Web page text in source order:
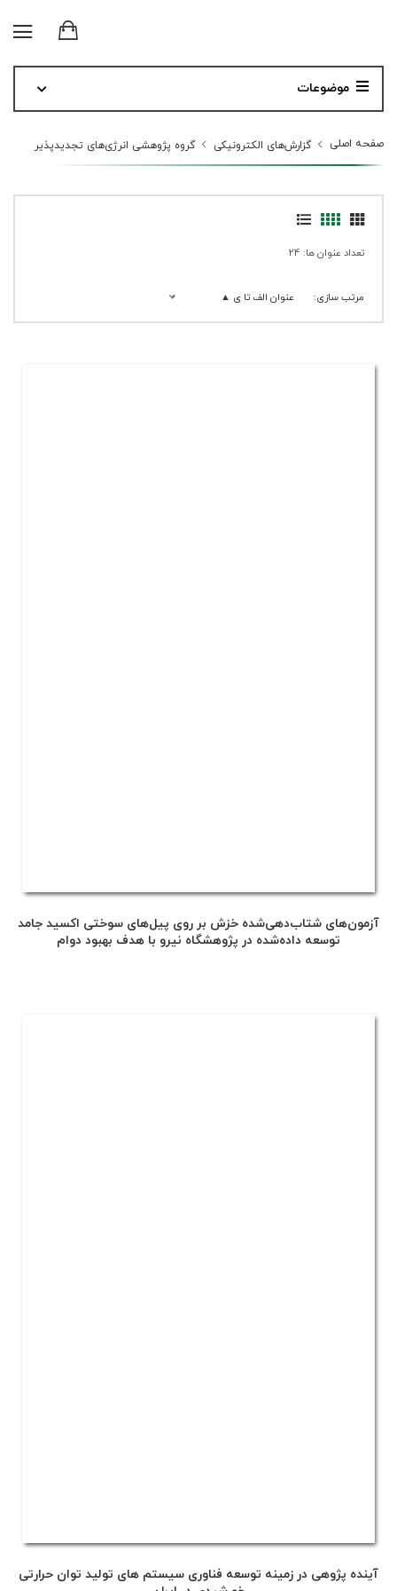
موضوعات
صفحه اصلی گزارش‌های الکترونیکی گروه پژوهشی انرژی‌های تجدیدپذیر
تعداد عنوان ها: 24
مرتب سازی: عنوان الف تا ی ▲
آزمون‌های شتاب‌دهی‌شده خزش بر روی پیل‌های سوختی اکسید جامد
توسعه داده‌شده در پژوهشگاه نیرو با هدف بهبود دوام
آینده پژوهی در زمینه توسعه فناوری سیستم های تولید توان حرارتی